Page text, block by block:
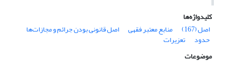
کلیدواژه‌ها
اصل (167)
منابع معتبر فقهی اصل قانونی بودن جرائم و مجازات‌ها
حدود
تعزیرات
موضوعات